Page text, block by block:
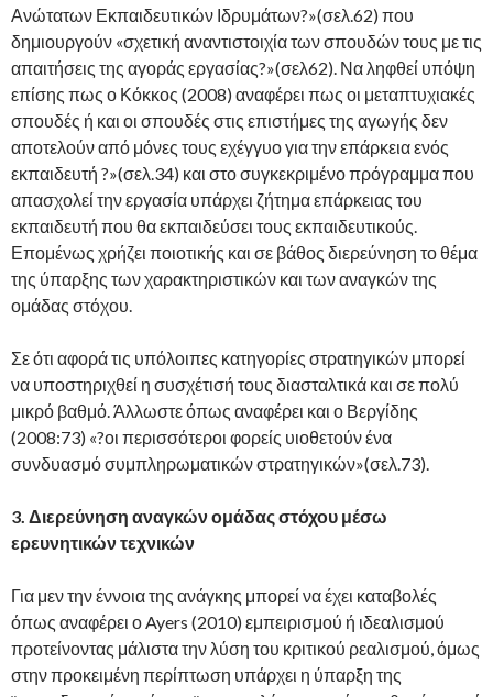
Ανώτατων Εκπαιδευτικών Ιδρυμάτων?»(σελ.62) που
δημιουργούν «σχετική αναντιστοιχία των σπουδών τους με τις
απαιτήσεις της αγοράς εργασίας?»(σελ62). Να ληφθεί υπόψη
επίσης πως ο Κόκκος (2008) αναφέρει πως οι μεταπτυχιακές
σπουδές ή και οι σπουδές στις επιστήμες της αγωγής δεν
αποτελούν από μόνες τους εχέγγυο για την επάρκεια ενός
εκπαιδευτή ?»(σελ.34) και στο συγκεκριμένο πρόγραμμα που
απασχολεί την εργασία υπάρχει ζήτημα επάρκειας του
εκπαιδευτή που θα εκπαιδεύσει τους εκπαιδευτικούς.
Επομένως χρήζει ποιοτικής και σε βάθος διερεύνηση το θέμα
της ύπαρξης των χαρακτηριστικών και των αναγκών της
ομάδας στόχου.
Σε ότι αφορά τις υπόλοιπες κατηγορίες στρατηγικών μπορεί
να υποστηριχθεί η συσχέτισή τους διασταλτικά και σε πολύ
μικρό βαθμό. Άλλωστε όπως αναφέρει και ο Βεργίδης
(2008:73) «?οι περισσότεροι φορείς υιοθετούν ένα
συνδυασμό συμπληρωματικών στρατηγικών»(σελ.73).
3. Διερεύνηση αναγκών ομάδας στόχου μέσω
ερευνητικών τεχνικών
Για μεν την έννοια της ανάγκης μπορεί να έχει καταβολές
όπως αναφέρει ο Ayers (2010) εμπειρισμού ή ιδεαλισμού
προτείνοντας μάλιστα την λύση του κριτικού ρεαλισμού, όμως
στην προκειμένη περίπτωση υπάρχει η ύπαρξη της